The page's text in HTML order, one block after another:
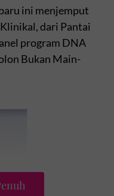
ini menjemput
dari Pantai
program DNA
Bukan Main-